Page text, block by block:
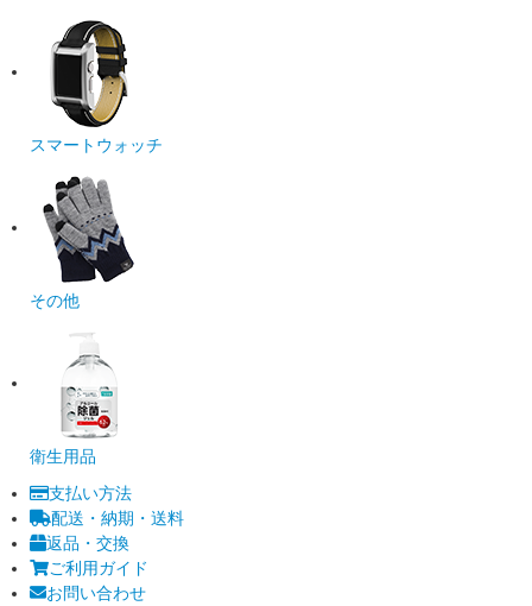
スマートウォッチ
その他
衛生用品
支払い方法
配送・納期・送料
返品・交換
ご利用ガイド
お問い合わせ